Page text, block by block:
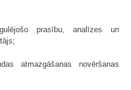
prasību, analīzes un
atmazgāšanas novēršanas